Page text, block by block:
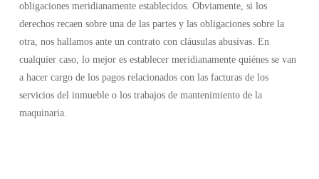
obligaciones meridianamente establecidos. Obviamente, si los
derechos recaen sobre una de las partes y las obligaciones sobre la
otra, nos hallamos ante un contrato con cláusulas abusivas. En
cualquier caso, lo mejor es establecer meridianamente quiénes se van
a hacer cargo de los pagos relacionados con las facturas de los
servicios del inmueble o los trabajos de mantenimiento de la
maquinaria.